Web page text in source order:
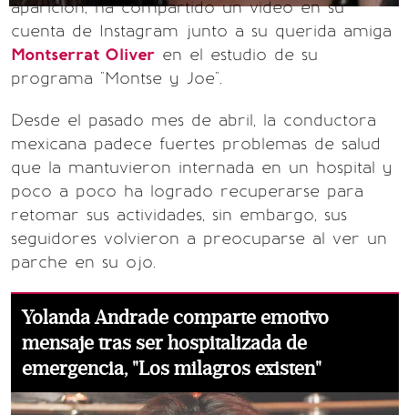
aparición, ha compartido un video en su
cuenta de Instagram junto a su querida amiga
Montserrat Oliver en el estudio de su
programa "Montse y Joe".
Desde el pasado mes de abril, la conductora
mexicana padece fuertes problemas de salud
que la mantuvieron internada en un hospital y
poco a poco ha logrado recuperarse para
retomar sus actividades, sin embargo, sus
seguidores volvieron a preocuparse al ver un
parche en su ojo.
Yolanda Andrade comparte emotivo
mensaje tras ser hospitalizada de
emergencia, "Los milagros existen"